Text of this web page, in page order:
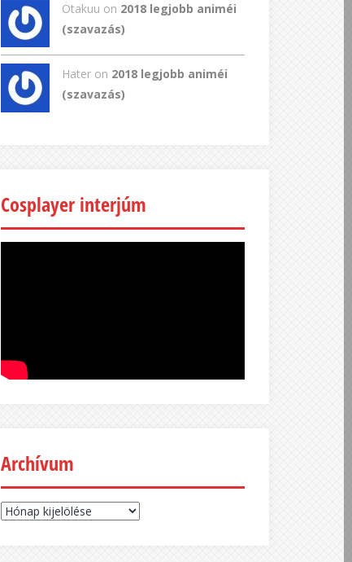
Otakuu on 2018 legjobb animéi
(szavazás)
Hater on 2018 legjobb animéi
(szavazás)
Cosplayer interjúm
Archívum
Archívum